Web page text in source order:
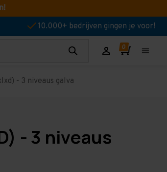
10.000+ bedrijven gingen je voor!
- 3 niveaus galva
- 3 niveaus